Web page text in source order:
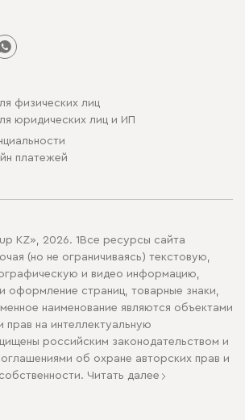
физических лиц
юридических лиц и ИП
платежей
KZ», 2026. 1Все ресурсы сайта
(но не ограничиваясь) текстовую,
и видео информацию,
оформление страниц, товарные знаки,
наименование являются объектами
прав на интеллектуальную
российским законодательством и
об охране авторских прав и
Читать далее